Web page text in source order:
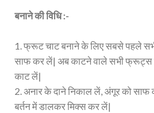
बनाने की विधि :-
1. फ्रूट चाट बनाने के लिए सबसे पहले
साफ कर लें| अब काटने वाले सभी फ्रूट्स
काट लें|
2. अनार के दाने निकाल लें, अंगूर को
बर्तन में डालकर मिक्स कर लें|